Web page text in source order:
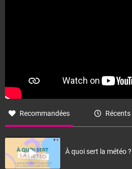
Recommandées Récents
À quoi sert la météo ?